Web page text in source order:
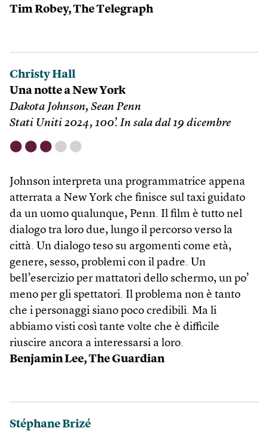
Tim Robey, The Telegraph
Christy Hall
Una notte a New York
Dakota Johnson, Sean Penn
Stati Uniti 2024, 100’. In sala dal 19 dicembre
⬤ ⬤ ⬤ ⬤ ⬤
Johnson interpreta una programmatrice appena
atterrata a New York che finisce sul taxi guidato
da un uomo qualunque, Penn. Il film è tutto nel
dialogo tra loro due, lungo il percorso verso la
città. Un dialogo teso su argomenti come età,
genere, sesso, problemi con il padre. Un
bell’esercizio per mattatori dello schermo, un po’
meno per gli spettatori. Il problema non è tanto
che i personaggi siano poco credibili. Ma li
abbiamo visti così tante volte che è difficile
riuscire ancora a interessarsi a loro.
Benjamin Lee, The Guardian
Stéphane Brizé